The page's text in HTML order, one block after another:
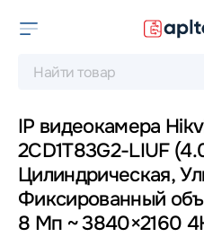
IP видеокамера
2CD1T83G2-LIUF
Цилиндрическая,
Фиксированный
8 Мп ~ 3840×2160